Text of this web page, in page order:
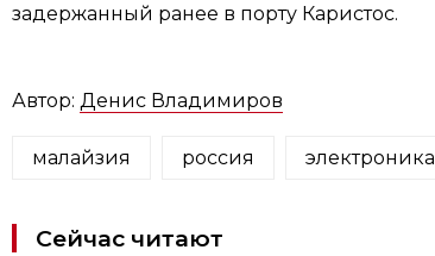
задержанный ранее в порту Каристос.
Автор: Денис Владимиров
малайзия россия электроника
Сейчас читают